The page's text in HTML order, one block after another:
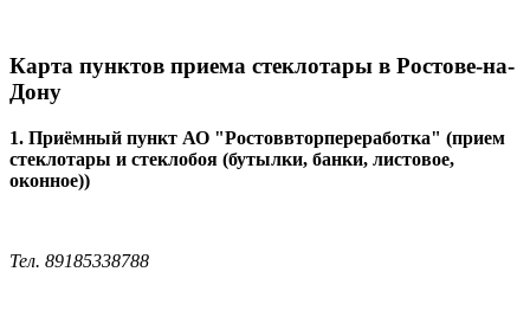
Карта пунктов приема стеклотары в Ростове-на-
Дону
1. Приёмный пункт АО "Ростоввторпереработка" (прием
стеклотары и стеклобоя (бутылки, банки, листовое,
оконное))
Тел. 89185338788